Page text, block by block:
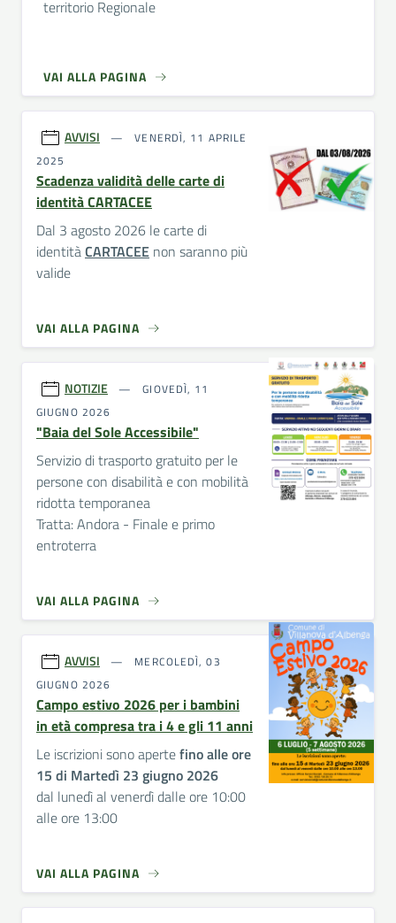
territorio Regionale
VAI ALLA PAGINA
AVVISI
VENERDÌ, 11 APRILE
2025
Scadenza validità delle carte di
identità CARTACEE
Dal 3 agosto 2026 le carte di
identitàCARTACEE non saranno più
valide
VAI ALLA PAGINA
NOTIZIE
GIOVEDÌ, 11
GIUGNO 2026
"Baia del Sole Accessibile"
Servizio di trasporto gratuito per le
persone con disabilità e con mobilità
ridotta temporanea
Tratta: Andora - Finale e primo
entroterra
VAI ALLA PAGINA
AVVISI
MERCOLEDÌ, 03
GIUGNO 2026
Campo estivo 2026 per i bambini
in età compresa tra i 4 e gli 11 anni
Le iscrizioni sono apertefino alle ore
15 di Martedì 23 giugno 2026
dal lunedì al venerdì dalle ore 10:00
alle ore 13:00
VAI ALLA PAGINA